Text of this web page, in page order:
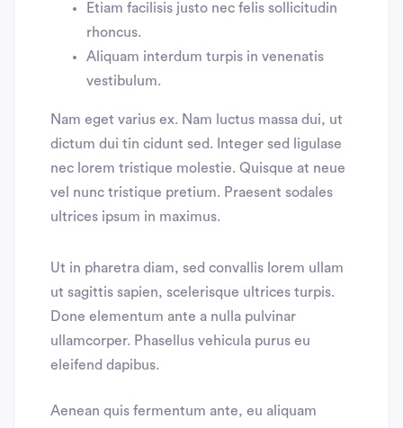
Etiam facilisis justo nec felis sollicitudin
rhoncus.
Aliquam interdum turpis in venenatis
vestibulum.
Nam eget varius ex. Nam luctus massa dui, ut
dictum dui tin cidunt sed. Integer sed ligulase
nec lorem tristique molestie. Quisque at neue
vel nunc tristique pretium. Praesent sodales
ultrices ipsum in maximus.
Ut in pharetra diam, sed convallis lorem ullam
ut sagittis sapien, scelerisque ultrices turpis.
Done elementum ante a nulla pulvinar
ullamcorper. Phasellus vehicula purus eu
eleifend dapibus.
Aenean quis fermentum ante, eu aliquam